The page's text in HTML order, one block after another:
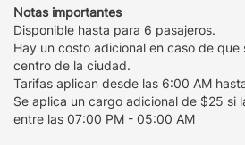
Notas importantes
Disponible hasta para 6 pasajeros.
Hay un costo adicional en caso de
centro de la ciudad.
Tarifas aplican desde las 6:00 AM
Se aplica un cargo adicional de $25 si
entre las 07:00 PM - 05:00 AM